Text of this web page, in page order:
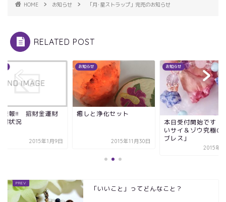
HOME お知らせ 「月･星ストラップ」完売のお知らせ
RELATED POST
速報!! 招財金運財
付状況
2015年1月9日
お知らせ
癒しと浄化セット
2015年11月30日
お知らせ
本日受付開始です！
いサイ＆ゾウ究極の
ブレス」
2015年9
「いいこと」ってどんなこと？